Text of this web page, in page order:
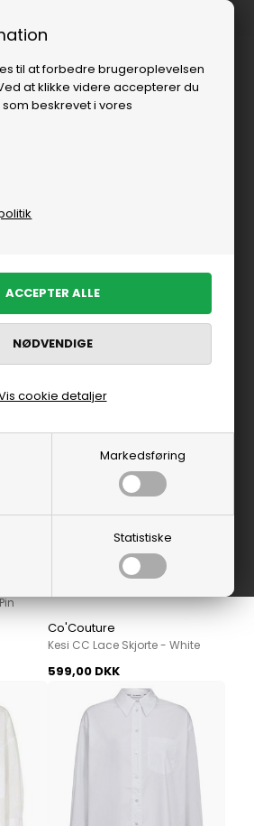
til at forbedre brugeroplevelsen
at klikke videre accepterer du
beskrevet i vores
Markedsføring
Statistiske
cookie detaljer
FILTRER PRODUKTER
Co'Couture
Kesi CC Lace Skjorte - White
599,00 DKK